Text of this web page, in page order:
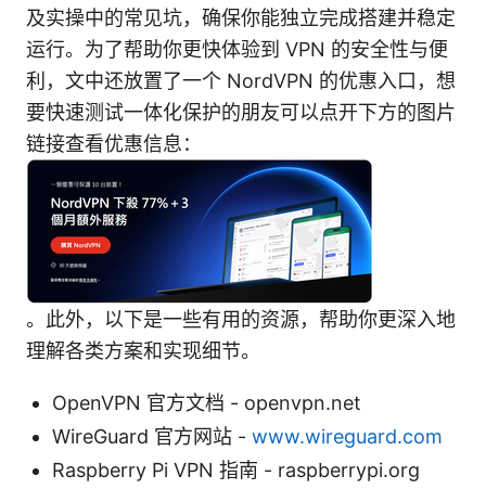
及实操中的常见坑，确保你能独立完成搭建并稳定
运行。为了帮助你更快体验到 VPN 的安全性与便
利，文中还放置了一个 NordVPN 的优惠入口，想
要快速测试一体化保护的朋友可以点开下方的图片
链接查看优惠信息：
。此外，以下是一些有用的资源，帮助你更深入地
理解各类方案和实现细节。
OpenVPN 官方文档 - openvpn.net
WireGuard 官方网站 - www.wireguard.com
Raspberry Pi VPN 指南 - raspberrypi.org